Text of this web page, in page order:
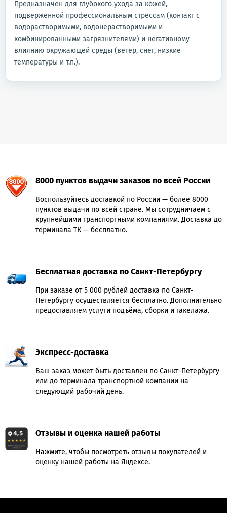
Предназначен для глубокого ухода за кожей,
подверженной профессиональным стрессам (контакт с
водорастворимыми, водонерастворимыми и
комбинированными загрязнителями) и негативному
влиянию окружающей среды (ветер, снег, низкие
температуры и т.п.).
8000 пунктов выдачи заказов по всей России
Воспользуйтесь доставкой по России — более 8000
пунктов выдачи по всей стране. Мы сотрудничаем с
крупнейшими транспортными компаниями. Доставка до
терминала ТК — бесплатно.
Бесплатная доставка по Санкт-Петербургу
При заказе от 5 000 рублей доставка по Санкт-
Петербургу осуществляется бесплатно. Дополнительно
предоставляем услуги подъёма, сборки и такелажа.
Экспресс-доставка
Ваш заказ может быть доставлен по Санкт-Петербургу
или до терминала транспортной компании на
следующий рабочий день.
Отзывы и оценка нашей работы
Нажмите, чтобы посмотреть отзывы покупателей и
оценку нашей работы на Яндексе.